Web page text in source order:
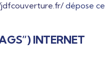
dépose ce
INTERNET